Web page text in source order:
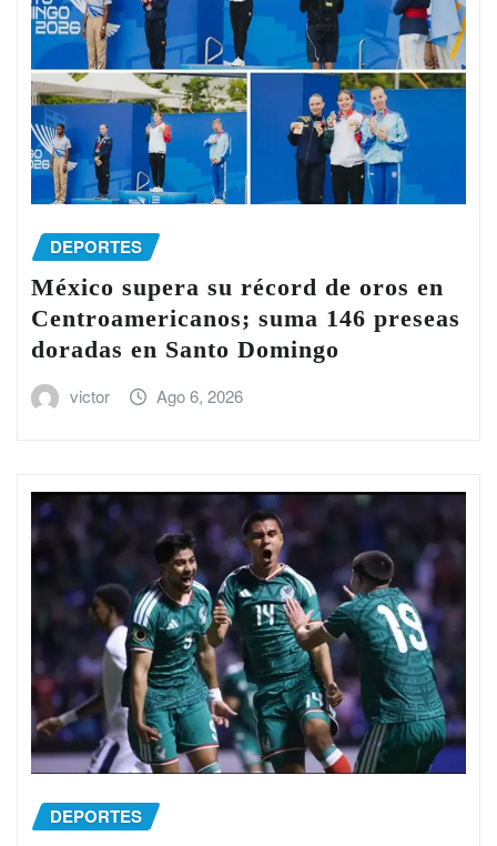
DEPORTES
México supera su récord de oros en
Centroamericanos; suma 146 preseas
doradas en Santo Domingo
victor Ago 6, 2026
DEPORTES